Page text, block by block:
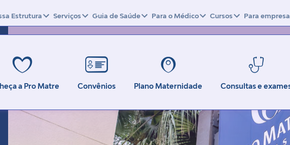
Estrutura Serviços Guia de Saúde Para o Médico Cursos Para
a Pro Matre Convênios Plano Maternidade Consultas e